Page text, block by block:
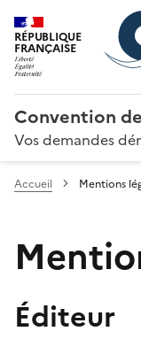
RÉPUBLIQUE
FRANÇAISE
Convention
Vos demandes
Accueil Mentions
Éditeur